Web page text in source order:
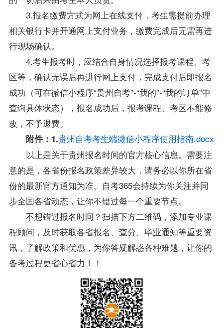
3.报名缴费方式为网上在线支付，考生需提前办理
相关银行卡并开通网上支付业务，缴费完成后无需再进
行现场确认。
4.考生报考时，应结合自身情况选择报考课程、考
区等，确认无误后再进行网上支付，完成支付后即报名
成功（可在微信小程序“贵州自考”-“我的”-“我的订单”中
查询具体状态），报名成功后，报考课程、考区不能修
改，不予退费。
附件：1.贵州自考考生端微信小程序使用指南.docx
以上是关于贵州报名时间的官方核心信息。需要注
意的是，各省份报名政策差异较大，请务必以你所在省
份的最新官方通知为准。自考365会持续为你关注并同
步全国各省动态，让你不错过每一个重要节点。
不想错过报名时间？扫描下方二维码，添加专业课
程顾问，及时获取各省报名、查分、毕业通知等重要资
讯，了解政策和优惠，为你答疑解惑各种难题，让你的
备考过程更省心省力！！